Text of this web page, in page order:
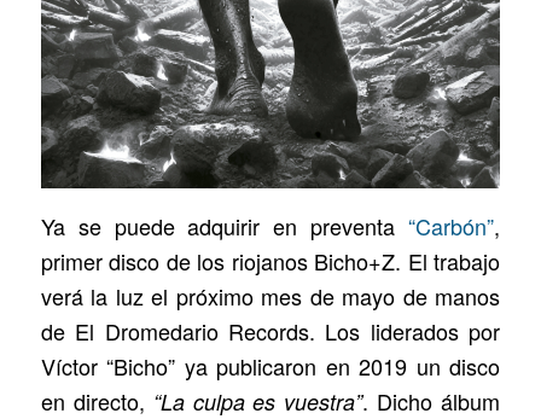
Ya se puede adquirir en preventa“Carbón”,
primer disco de los riojanos Bicho+Z. El trabajo
verá la luz el próximo mes de mayo de manos
de El Dromedario Records. Los liderados por
Víctor “Bicho” ya publicaron en 2019 un disco
en directo, “La culpa es vuestra”. Dicho álbum